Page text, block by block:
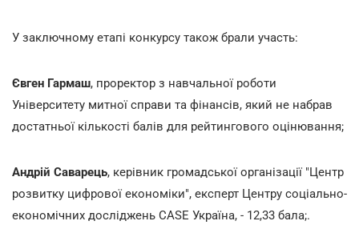
У заключному етапі конкурсу також брали участь:
Євген Гармаш, проректор з навчальної роботи
Університету митної справи та фінансів, який не набрав
достатньої кількості балів для рейтингового оцінювання;
Андрій Саварець, керівник громадської організації "Центр
розвитку цифрової економіки", експерт Центру соціально-
економічних досліджень CASE Україна, - 12,33 бала;.